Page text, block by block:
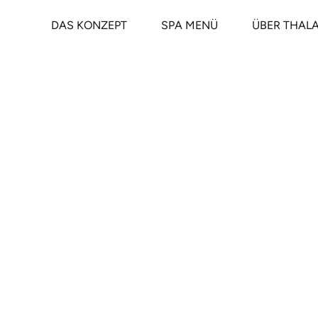
DAS KONZEPT SPA MENÜ ÜBER